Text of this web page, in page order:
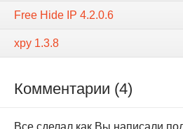
Free Hide IP 4.2.0.6
xpy 1.3.8
Комментарии (4)
Все сделал как Вы